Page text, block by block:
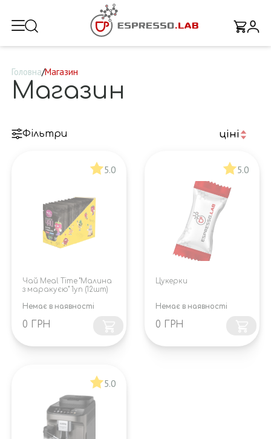
Головна/Магазин
Магазин
ціні
Фільтри
5.0
Чай Meal Time "Малина
з маракуєю" 1уп (12шт)
Немає в наявності
0 ГРН
5.0
Цукерки
Немає в наявності
0 ГРН
5.0